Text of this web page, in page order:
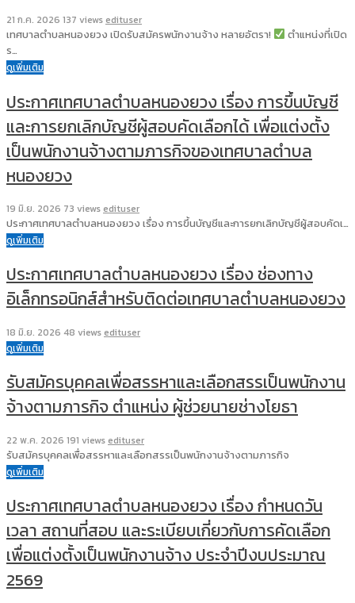
21 ก.ค. 2026 137 views edituser
เทศบาลตำบลหนองยวง เปิดรับสมัครพนักงานจ้าง หลายอัตรา!
ตำแหน่งที่เปิด
ร…
ดูเพิ่มเติม
ประกาศเทศบาลตำบลหนองยวง เรื่อง การขึ้นบัญชี
และการยกเลิกบัญชีผู้สอบคัดเลือกได้ เพื่อแต่งตั้ง
เป็นพนักงานจ้างตามภารกิจของเทศบาลตำบล
หนองยวง
19 มิ.ย. 2026 73 views edituser
ประกาศเทศบาลตำบลหนองยวง เรื่อง การขึ้นบัญชีและการยกเลิกบัญชีผู้สอบคัดเ…
ดูเพิ่มเติม
ประกาศเทศบาลตำบลหนองยวง เรื่อง ช่องทาง
อิเล็กทรอนิกส์สำหรับติดต่อเทศบาลตำบลหนองยวง
18 มิ.ย. 2026 48 views edituser
ดูเพิ่มเติม
รับสมัครบุคคลเพื่อสรรหาและเลือกสรรเป็นพนักงาน
จ้างตามภารกิจ ตำแหน่ง ผู้ช่วยนายช่างโยธา
22 พ.ค. 2026 191 views edituser
รับสมัครบุคคลเพื่อสรรหาและเลือกสรรเป็นพนักงานจ้างตามภารกิจ
ดูเพิ่มเติม
ประกาศเทศบาลตำบลหนองยวง เรื่อง กำหนดวัน
เวลา สถานที่สอบ และระเบียบเกี่ยวกับการคัดเลือก
เพื่อแต่งตั้งเป็นพนักงานจ้าง ประจำปีงบประมาณ
2569